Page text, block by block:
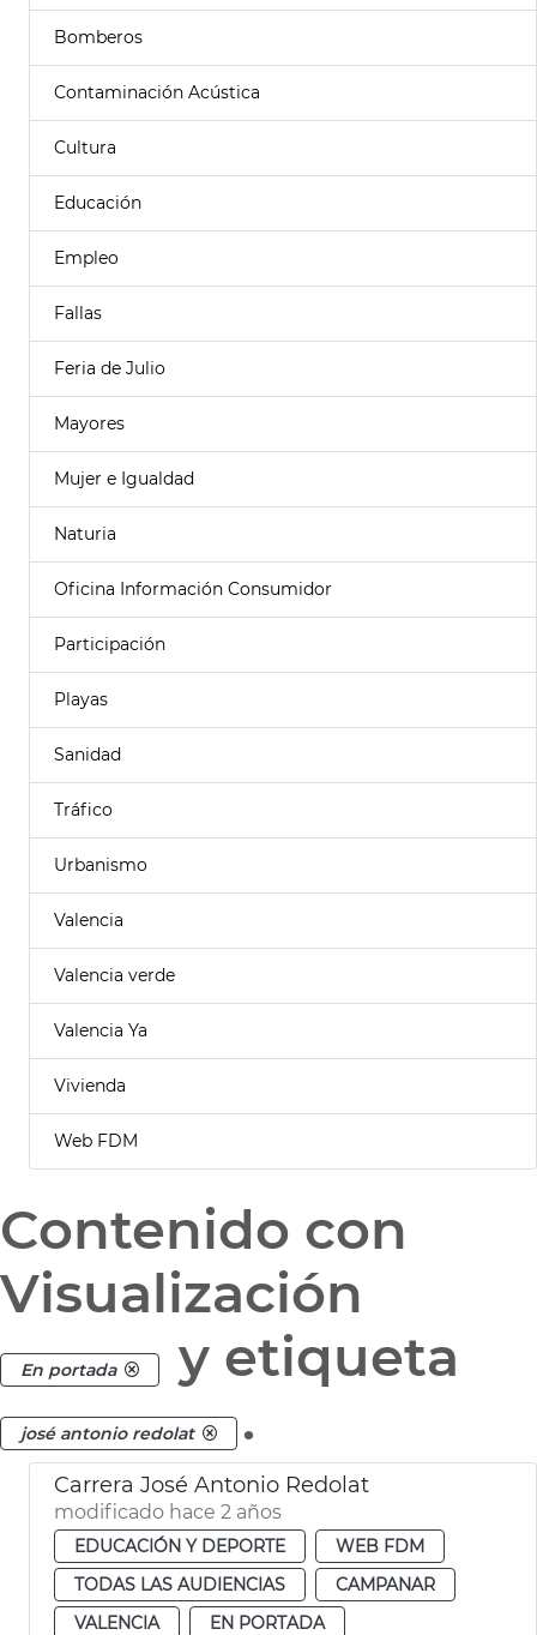
Bomberos
Contaminación Acústica
Cultura
Educación
Empleo
Fallas
Feria de Julio
Mayores
Mujer e Igualdad
Naturia
Oficina Información Consumidor
Participación
Playas
Sanidad
Tráfico
Urbanismo
Valencia
Valencia verde
Valencia Ya
Vivienda
Web FDM
Contenido con
Visualización
En portada y etiqueta
josé antonio redolat .
Carrera José Antonio Redolat
modificado hace 2 años
EDUCACIÓN Y DEPORTE
WEB FDM
TODAS LAS AUDIENCIAS
CAMPANAR
VALENCIA
EN PORTADA